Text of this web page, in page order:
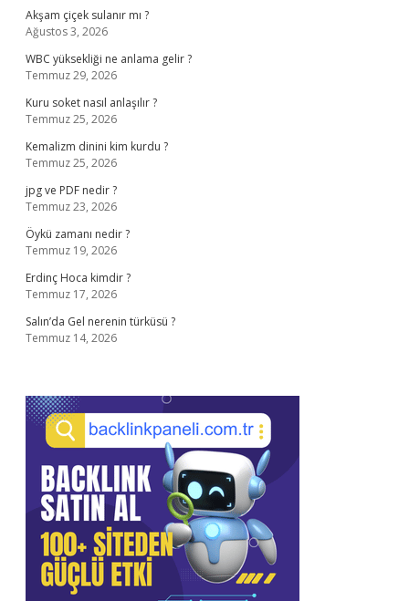
Akşam çiçek sulanır mı ?
Ağustos 3, 2026
WBC yüksekliği ne anlama gelir ?
Temmuz 29, 2026
Kuru soket nasıl anlaşılır ?
Temmuz 25, 2026
Kemalizm dinini kim kurdu ?
Temmuz 25, 2026
jpg ve PDF nedir ?
Temmuz 23, 2026
Öykü zamanı nedir ?
Temmuz 19, 2026
Erdinç Hoca kimdir ?
Temmuz 17, 2026
Salın’da Gel nerenin türküsü ?
Temmuz 14, 2026